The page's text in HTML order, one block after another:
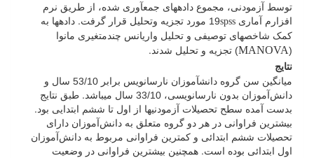
توسط آزمودنی، مجموع داده­های جمع­آوری شده، از طریق نرم
افزارم آماری 19 spss
مورد تجزیه وتحلیل قرار گرفت. داده­ها به
کمک شاخص­های توصیفی و تحلیل واریانس چندمتغیری مانوا
(
MANOVA) تجزیه و تحلیل شدند.
نتایج
میانگین سن گروه دانش­آموزان نارسانویس برابر 53/10 سال و
دانش‌آموزان بدون نارسانویسی، 33/10 سال می­باشد. طبق نتایج
بدست آمده سطح تحصیلات آزمودنی­ها از اول تا ششم ابتدایی بود.
بیش­ترین فراوانی در هر دو گروه متعلق به دانش‌آموزان دارای
تحصیلات ششم ابتدائی و کم­ترین فراوانی مربوط به دانش‌آموزان
اول ابتدائی بوده است. همچنین بیشترین فراوانی در وضعیت